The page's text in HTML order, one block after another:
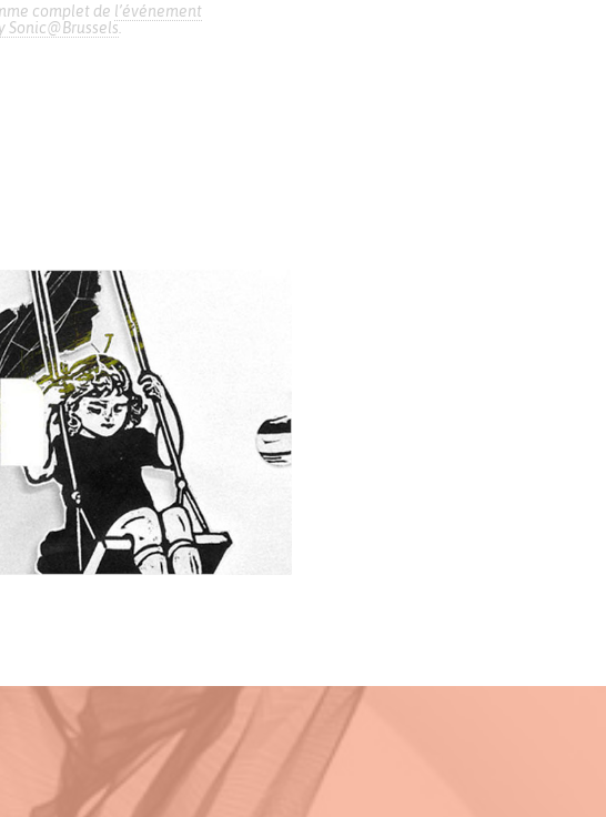
complet de l’événement
Sonic@Brussels